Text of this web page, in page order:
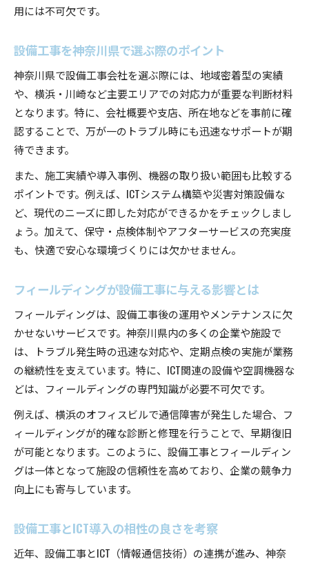
神奈川県で注目の設備工事最新トレンド分析
設備工事会社の信頼性を見極めるチェック項目
設備工事現場の品質管理とフィールディング活
用法
神奈川県で設備工事の実力が問われる場面
実践的なフィールディングの活かし方を探る
現場で役立つ設備工事とフィールディング連携
事例
フィールディング活用で設備工事を効率化する
方法
神奈川県の設備工事における実践的フィールデ
ィング術
ハウ
設備工事の課題解決にフィールディングが貢献
神奈川県で設備工事を効率化するポイント
設備工事効率化のためのフィールディング活用
例
神奈川県で設備工事を最適化する手順を解説
設備工事のコスト削減に役立つフィールディン
グ
フィールディングと設備工事の現場改善事例
設備工事の作業効率を高めるコツとは
用には不可欠です。
設備工事を神奈川県で選ぶ際のポイント
神奈川県で設備工事会社を選ぶ際には、地域密着型の実績
や、横浜・川崎など主要エリアでの対応力が重要な判断材料
となります。特に、会社概要や支店、所在地などを事前に確
認することで、万が一のトラブル時にも迅速なサポートが期
待できます。
また、施工実績や導入事例、機器の取り扱い範囲も比較する
ポイントです。例えば、ICTシステム構築や災害対策設備な
ど、現代のニーズに即した対応ができるかをチェックしまし
ょう。加えて、保守・点検体制やアフターサービスの充実度
も、快適で安心な環境づくりには欠かせません。
フィールディングが設備工事に与える影響とは
フィールディングは、設備工事後の運用やメンテナンスに欠
かせないサービスです。神奈川県内の多くの企業や施設で
は、トラブル発生時の迅速な対応や、定期点検の実施が業務
の継続性を支えています。特に、ICT関連の設備や空調機器な
どは、フィールディングの専門知識が必要不可欠です。
例えば、横浜のオフィスビルで通信障害が発生した場合、フ
ィールディングが的確な診断と修理を行うことで、早期復旧
が可能となります。このように、設備工事とフィールディン
グは一体となって施設の信頼性を高めており、企業の競争力
向上にも寄与しています。
設備工事とICT導入の相性の良さを考察
近年、設備工事とICT（情報通信技術）の連携が進み、神奈